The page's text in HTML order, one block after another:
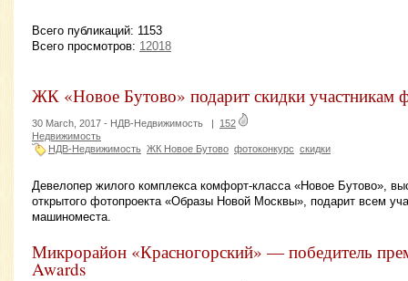
Всего публикаций: 1153
Всего просмотров: 12018
ЖК «Новое Бутово» подарит скидки участникам
30 March, 2017 - НДВ-Недвижимость | 152
Недвижимость
НДВ-Недвижимость ЖК Новое Бутово фотоконкурс скидки
Девелопер жилого комплекса комфорт-класса «Новое Бутово»,
открытого фотопроекта «Образы Новой Москвы», подарит всем
машиноместа.
Микрорайон «Красногорский» — победитель
Awards